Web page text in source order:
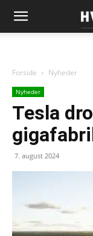
Forside Nyheder
Nyheder
Tesla
7. august 2024